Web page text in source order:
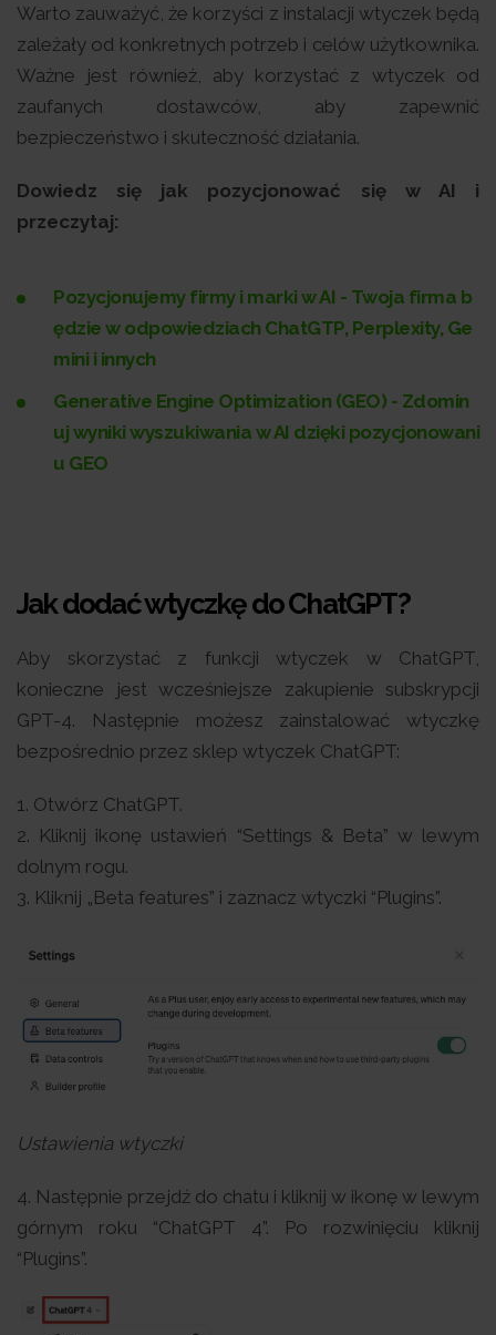
Warto zauważyć, że korzyści z instalacji wtyczek będą
zależały od konkretnych potrzeb i celów użytkownika.
Ważne jest również, aby korzystać z wtyczek od
zaufanych dostawców, aby zapewnić
bezpieczeństwo i skuteczność działania.
Dowiedz się jak pozycjonować się w AI i
przeczytaj:
Pozycjonujemy firmy i marki w AI - Twoja firma b
ędzie w odpowiedziach ChatGTP, Perplexity, Ge
mini i innych
Generative Engine Optimization (GEO) - Zdomin
uj wyniki wyszukiwania w AI dzięki pozycjonowani
u GEO
Jak dodać wtyczkę do ChatGPT?
Aby skorzystać z funkcji wtyczek w ChatGPT,
konieczne jest wcześniejsze zakupienie subskrypcji
GPT-4. Następnie możesz zainstalować wtyczkę
bezpośrednio przez sklep wtyczek ChatGPT:
1. Otwórz ChatGPT.
2. Kliknij ikonę ustawień “Settings & Beta” w lewym
dolnym rogu.
3. Kliknij „Beta features” i zaznacz wtyczki “Plugins”.
Ustawienia wtyczki
4. Następnie przejdź do chatu i kliknij w ikonę w lewym
górnym roku “ChatGPT 4”. Po rozwinięciu kliknij
“Plugins”.